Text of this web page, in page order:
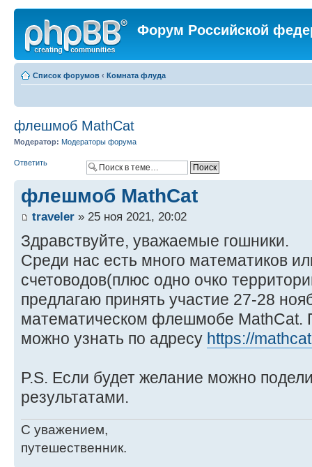
Форум Российской
Список форумов ‹ Комната флуда
флешмоб MathCat
Модератор: Модераторы форума
Ответить
флешмоб MathCat
traveler » 25 ноя 2021, 20:02
Здравствуйте, уважаемые гошники.
Среди нас есть много математиков
счетоводов(плюс одно очко
предлагаю принять участие 27-28
математическом флешмобе
можно узнать по адресу https://
P.S. Если будет желание можно
результатами.
С уважением,
путешественник.